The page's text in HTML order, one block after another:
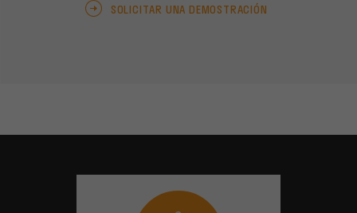
SOLICITAR UNA DEMOSTRACIÓN